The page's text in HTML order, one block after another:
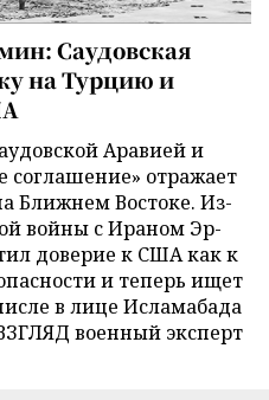
Саудовская
на Турцию и
Аравией и
соглашение» отражает
Ближнем Востоке. Из-
войны с Ираном Эр-
доверие к США как к
и теперь ищет
в лице Исламабада
военный эксперт